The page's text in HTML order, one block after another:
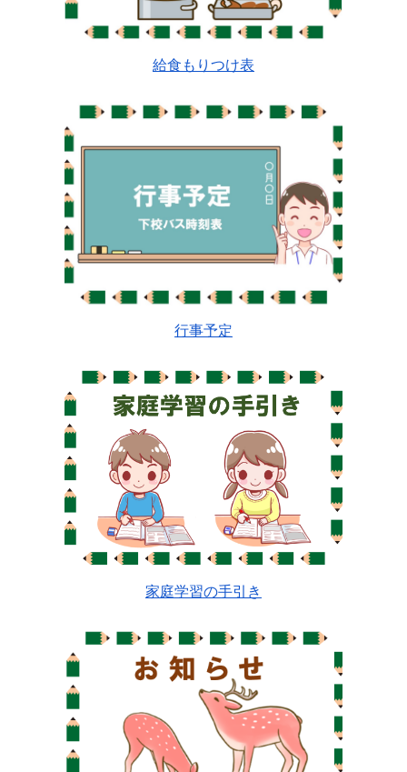
給食もりつけ表
行事予定
家庭学習の手引き